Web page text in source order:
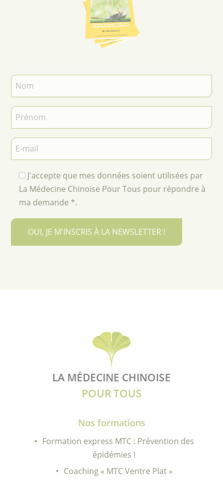
J'accepte que mes données soient utilisées par
La Médecine Chinoise Pour Tous pour répondre à
ma demande *.
OUI, JE M'INSCRIS À LA NEWSLETTER !
LA MÉDECINE CHINOISE
POUR TOUS
Nos formations
Formation express MTC : Prévention des
épidémies !
Coaching « MTC Ventre Plat »